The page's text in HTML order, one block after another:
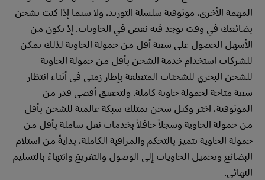
المهمة الأخرى، موثوقية سلسلة التوريد، ولا سيما إذا كنت تشحن
بضائعك في وقت يوجد فيه نقص في الحاويات. إذ يكون من
الأسهل الحصول على سعة أقل من حمولة الحاوية لذلك يمكن
للشركات استخدام خدمة الشحن بأقل من حمولة الحاوية
للشحن البحري للشحنات المتعلقة بإطار زمني في أثناء انتظار
سعة متاحة لحمولة حاوية كاملة. ولتحقيق أقصى قدر من
الموثوقية، اختر وكيل شحن يمتلك شبكة عالمية للشحن بأقل
من حمولة الحاوية وسجلاً حافلاً بخدمات نقل شاملة بأقل من
حمولة الحاوية تتميز بالتحكم والمراقبة الكاملة، بدايةً من استلام
البضائع وتحميل الحاويات إلى الوصول والتفريغ وانتهاءً بالتسليم
النهائي.